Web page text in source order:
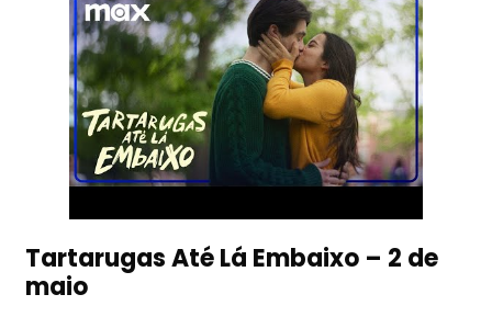
Tartarugas Até Lá Embaixo – 2 de
maio